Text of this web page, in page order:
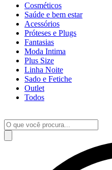
Cosméticos
Saúde e bem estar
Acessórios
Próteses e Plugs
Fantasias
Moda Intima
Plus Size
Linha Noite
Sado e Fetiche
Outlet
Todos
Pesquisar
produtos